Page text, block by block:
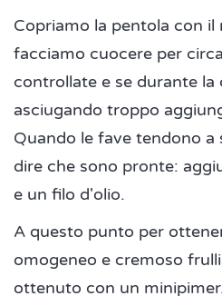
Copriamo la pentola con
facciamo cuocere per
controllate e se durante
asciugando troppo
Quando le fave tendono a
dire che sono pronte:
e un filo d'olio.
A questo punto per
omogeneo e cremoso
ottenuto con un